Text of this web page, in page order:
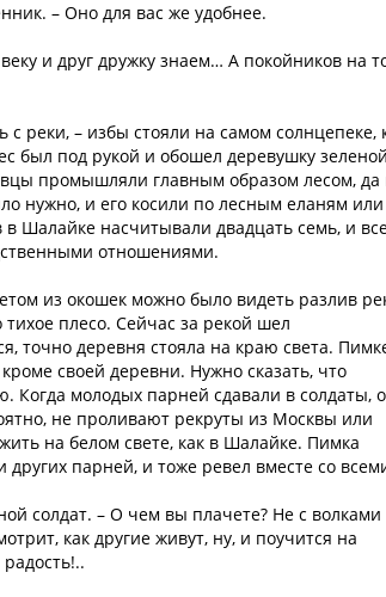
– Оно для вас же удобнее.
и друг дружку знаем… А покойников на
реки, – избы стояли на самом солнцепеке,
был под рукой и обошел деревушку зеленой
промышляли главным образом лесом, да
нужно, и его косили по лесным еланям
Шалайке насчитывали двадцать семь, и
отношениями.
из окошек можно было видеть разлив
плесо. Сейчас за рекой шел
точно деревня стояла на краю света.
своей деревни. Нужно сказать, что
молодых парней сдавали в солдаты,
не проливают рекруты из Москвы или
на белом свете, как в Шалайке. Пимка
парней, и тоже ревел вместе со
солдат. – О чем вы плачете? Не с волками
как другие живут, ну, и поучится на